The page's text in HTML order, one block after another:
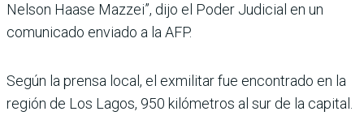
Nelson Haase Mazzei”, dijo el Poder Judicial en un
comunicado enviado a la AFP.
Según la prensa local, el exmilitar fue encontrado en la
región de Los Lagos, 950 kilómetros al sur de la capital.